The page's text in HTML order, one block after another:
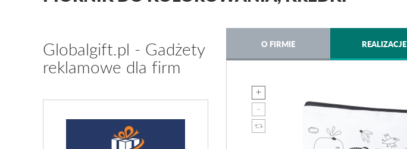
Globalgift.pl - Gadżety
reklamowe dla firm
O FIRMIE REALIZACJE